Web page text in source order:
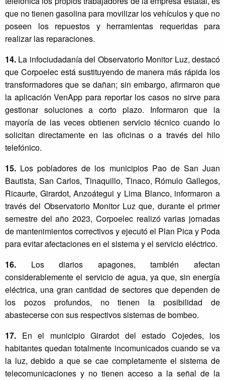
que no tienen gasolina para movilizar los vehículos y que no
poseen los repuestos y herramientas requeridas para
realizar las reparaciones.
14. La infociudadanía del Observatorio Monitor Luz, destacó
que Corpoelec está sustituyendo de manera más rápida los
transformadores que se dañan; sin embargo, afirmaron que
la aplicación VenApp para reportar los casos no sirve para
gestionar soluciones a corto plazo. Informaron que la
mayoría de las veces obtienen servicio técnico cuando lo
solicitan directamente en las oficinas o a través del hilo
telefónico.
15. Los pobladores de los municipios Pao de San Juan
Bautista, San Carlos, Tinaquillo, Tinaco, Rómulo Gallegos,
Ricaurte, Girardot, Anzoátegui y Lima Blanco, informaron a
través del Observatorio Monitor Luz que, durante el primer
semestre del año 2023, Corpoelec realizó varias jornadas
de mantenimientos correctivos y ejecutó el Plan Pica y Poda
para evitar afectaciones en el sistema y el servicio eléctrico.
16. Los diarios apagones, también afectan
considerablemente el servicio de agua, ya que, sin energía
eléctrica, una gran cantidad de sectores que dependen de
los pozos profundos, no tienen la posibilidad de
abastecerse con sus respectivos sistemas de bombeo.
17. En el municipio Girardot del estado Cojedes, los
habitantes quedan totalmente incomunicados cuando se va
la luz, debido a que se cae completamente el sistema de
telecomunicaciones y no tienen acceso a la señal de la